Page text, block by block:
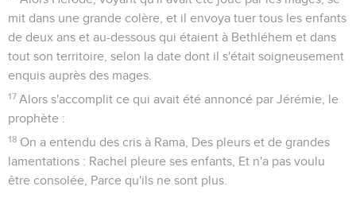
mit dans une grande colère, et il envoya tuer tous les enfants
de deux ans et au-dessous qui étaient à Bethléhem et dans
tout son territoire, selon la date dont il s'était soigneusement
enquis auprès des mages.
17 Alors s'accomplit ce qui avait été annoncé par Jérémie, le
prophète :
18 On a entendu des cris à Rama, Des pleurs et de grandes
lamentations : Rachel pleure ses enfants, Et n'a pas voulu
être consolée, Parce qu'ils ne sont plus.